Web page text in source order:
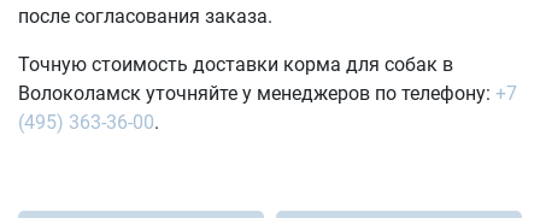
после согласования заказа.
Точную стоимость доставки корма для собак в
Волоколамск уточняйте у менеджеров по телефону: +7
(495) 363-36-00.